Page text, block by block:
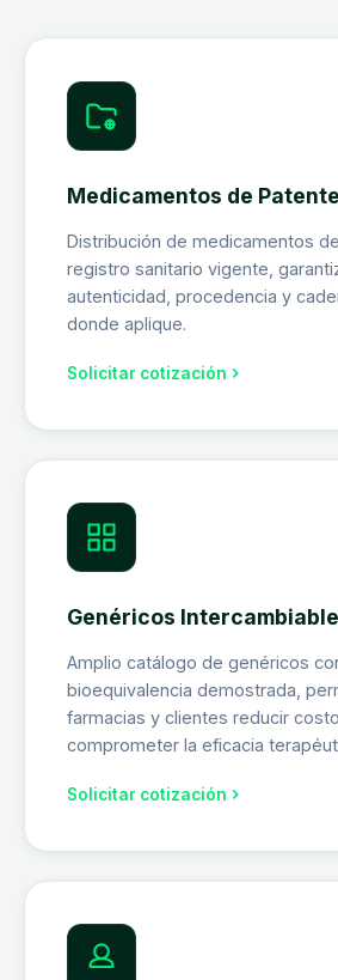
Medicamentos de Patente
Distribución de medicamentos
registro sanitario vigente,
autenticidad, procedencia y
donde aplique.
Solicitar cotización
Genéricos
Amplio catálogo de genéricos
bioequivalencia demostrada,
farmacias y clientes reducir
comprometer la eficacia
Solicitar cotización